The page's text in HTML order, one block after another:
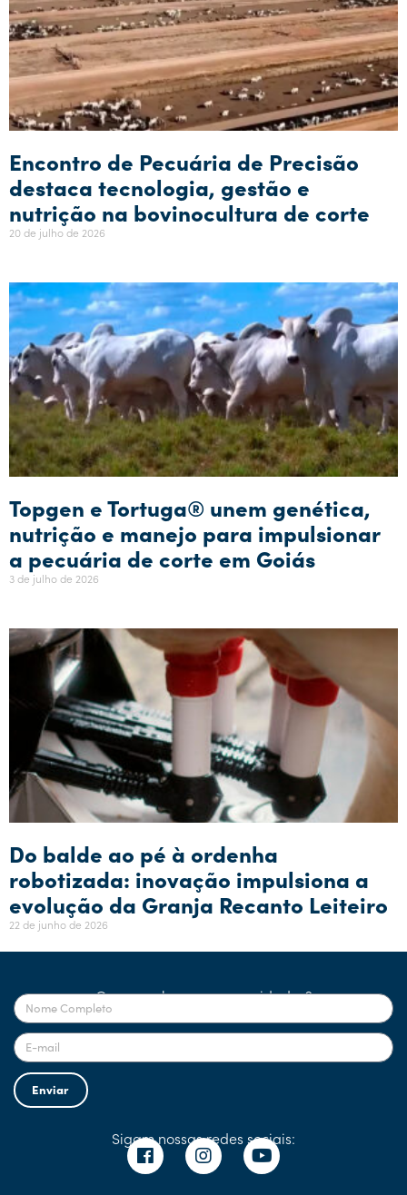
Encontro de Pecuária de Precisão
destaca tecnologia, gestão e
nutrição na bovinocultura de corte
20 de julho de 2026
Topgen e Tortuga® unem genética,
nutrição e manejo para impulsionar
a pecuária de corte em Goiás
3 de julho de 2026
Do balde ao pé à ordenha
robotizada: inovação impulsiona a
evolução da Granja Recanto Leiteiro
22 de junho de 2026
Quer receber nossas novidades?
Enviar
Sigam nossas redes sociais: